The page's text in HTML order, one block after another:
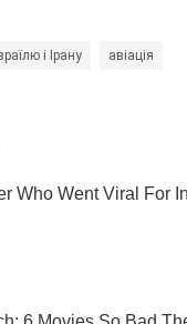
і Ірану авіація